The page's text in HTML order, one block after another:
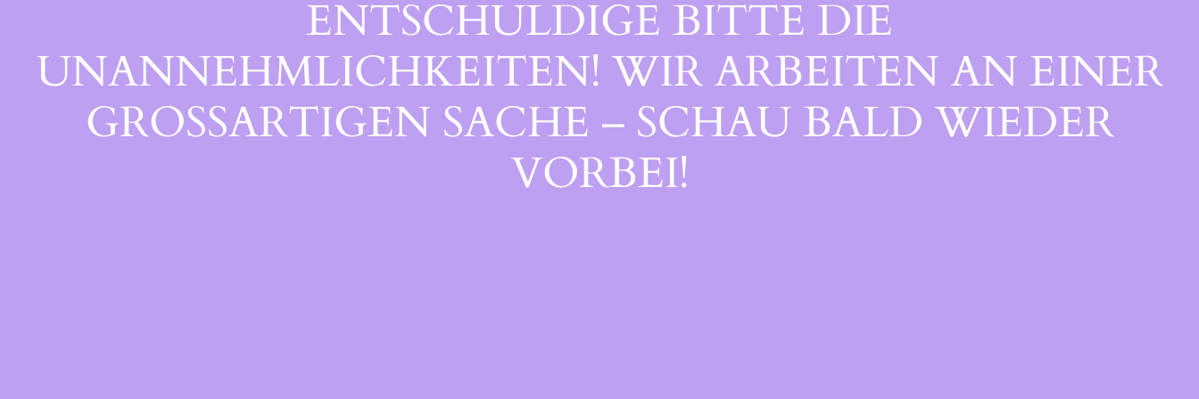
ENTSCHULDIGE BITTE DIE
UNANNEHMLICHKEITEN! WIR ARBEITEN AN EINER
GROSSARTIGEN SACHE – SCHAU BALD WIEDER V
ORBEI!